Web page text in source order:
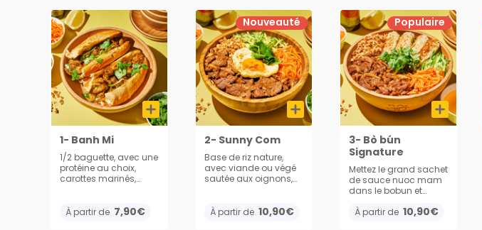
1- Banh Mi
1/2 baguette, avec une
protéine au choix,
carottes marinés,
À partir de 7,90€
2- Sunny Com
Base de riz nature,
avec viande ou végé
sautée aux oignons,
oignons frits,
concombres et
À partir de 10,90€
Nouveauté
3- Bò bún
Signature
Mettez le grand sachet
de sauce nuoc mam
dans le bobun et
Bon Appétit !! Base de
À partir de 10,90€
Populaire